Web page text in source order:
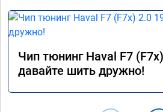
Чип тюнинг Haval F7
давайте шить дружно!